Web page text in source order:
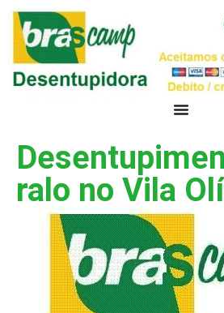
ralo no Vila